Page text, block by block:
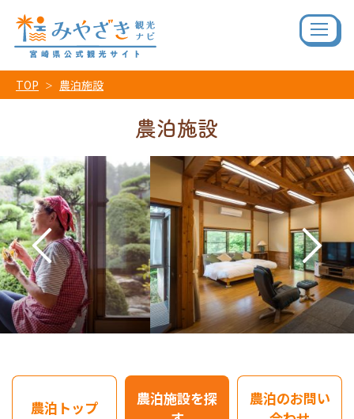
TOP 農泊施設
農泊施設
農泊トップ
農泊施設を探
農泊のお問い